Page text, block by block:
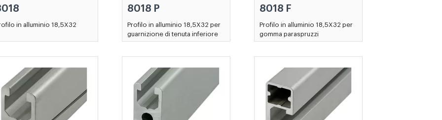
in alluminio 18,5X32
8018 P
Profilo in alluminio 18,5X32 per
guarnizione di tenuta inferiore
8018 F
Profilo in alluminio 18,5X32 per
gomma paraspruzzi